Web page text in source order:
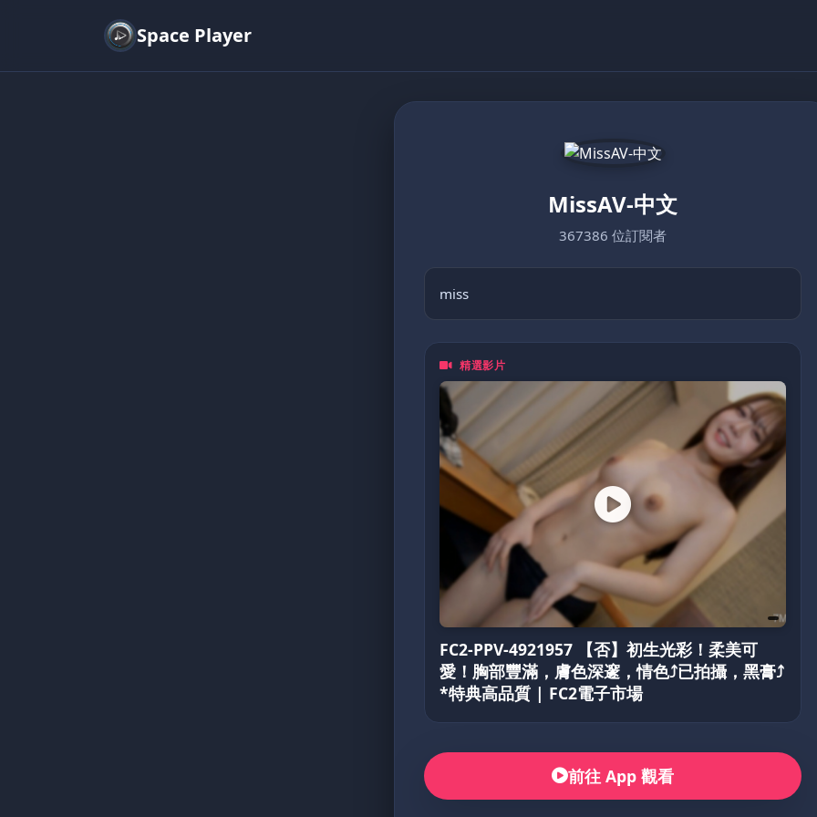
Space Player
MissAV-中文
367386 位訂閱者
miss
精選影片
FC2-PPV-4921957 【否】初生光彩！柔美可
愛！胸部豐滿，膚色深邃，情色⤴已拍攝，黑膏⤴
*特典高品質 | FC2電子市場
前往 App 觀看